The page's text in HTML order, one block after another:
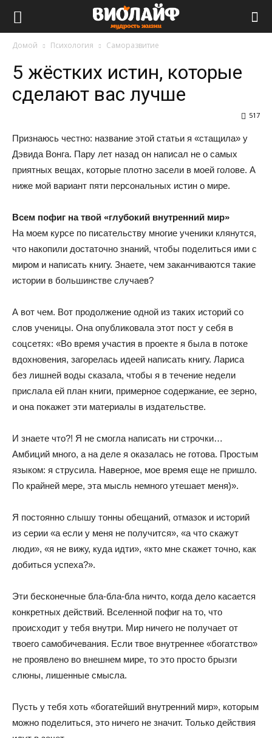
Домой Психология Саморазвитие
5 жёстких истин, которые
сделают вас лучше
517
Признаюсь честно: название этой статьи я «стащила» у
Дэвида Вонга. Пару лет назад он написал не о самых
приятных вещах, которые плотно засели в моей голове. А
ниже мой вариант пяти персональных истин о мире.
Всем пофиг на твой «глубокий внутренний мир»
На моем курсе по писательству многие ученики клянутся,
что накопили достаточно знаний, чтобы поделиться ими с
миром и написать книгу. Знаете, чем заканчиваются такие
истории в большинстве случаев?
А вот чем. Вот продолжение одной из таких историй со
слов ученицы. Она опубликовала этот пост у себя в
соцсетях: «Во время участия в проекте я была в потоке
вдохновения, загорелась идеей написать книгу. Лариса
без лишней воды сказала, чтобы я в течение недели
прислала ей план книги, примерное содержание, ее зерно,
и она покажет эти материалы в издательстве.
И знаете что?! Я не смогла написать ни строчки…
Амбиций много, а на деле я оказалась не готова. Простым
языком: я струсила. Наверное, мое время еще не пришло.
По крайней мере, эта мысль немного утешает меня)».
Я постоянно слышу тонны обещаний, отмазок и историй
из серии «а если у меня не получится», «а что скажут
люди», «я не вижу, куда идти», «кто мне скажет точно, как
добиться успеха?».
Эти бесконечные бла-бла-бла ничто, когда дело касается
конкретных действий. Вселенной пофиг на то, что
происходит у тебя внутри. Мир ничего не получает от
твоего самобичевания. Если твое внутреннее «богатство»
не проявлено во внешнем мире, то это просто брызги
слюны, лишенные смысла.
Пусть у тебя хоть «богатейший внутренний мир», которым
можно поделиться, это ничего не значит. Только действия